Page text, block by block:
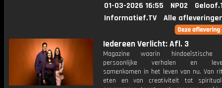
01-03-2026 16:55 NPO2
Informatief.TV
Alle
Iedereen Verlicht: Afl. 3
Magazine waarin hindoeïstische
persoonlijke verhalen en
samenkomen in het leven van nu. Van
eten en van creativiteit tot